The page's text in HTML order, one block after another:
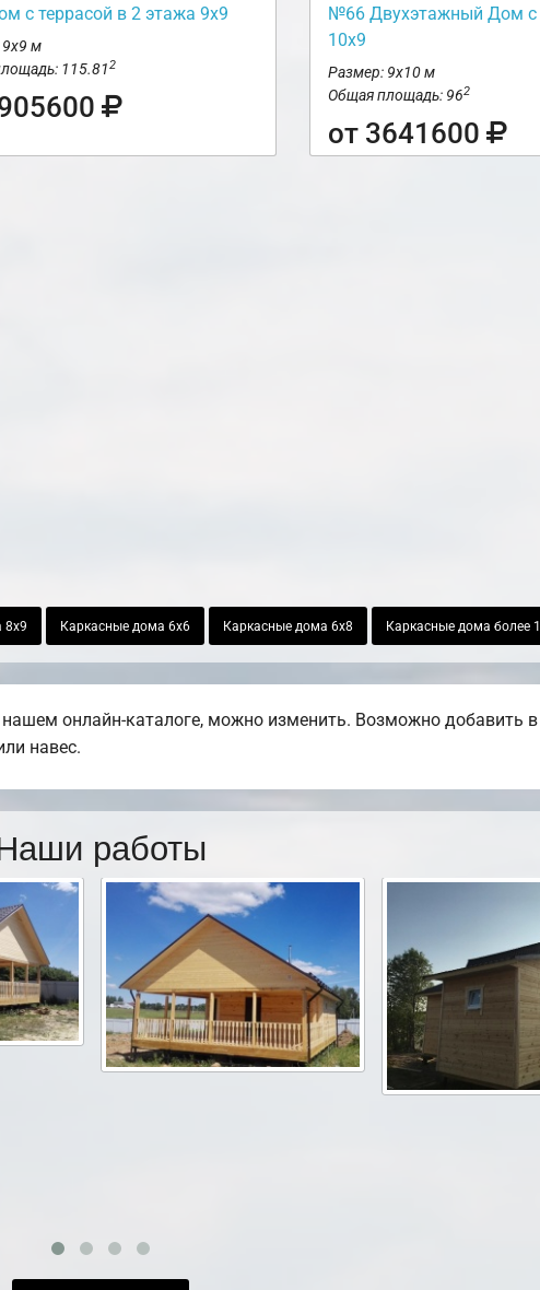
с террасой в 2 этажа 9х9
м
115.812
№66 Двухэтажный Дом с
10х9
Размер: 9х10 м
Общая площадь: 962
от 3641600
8х9 Каркасные дома 6х6 Каркасные дома 6х8 Каркасные дома более
онлайн-каталоге, можно изменить. Возможно добавить в
навес.
работы